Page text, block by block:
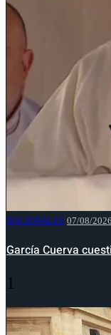
NACIONALES 07/08/2026
García Cuerva
1